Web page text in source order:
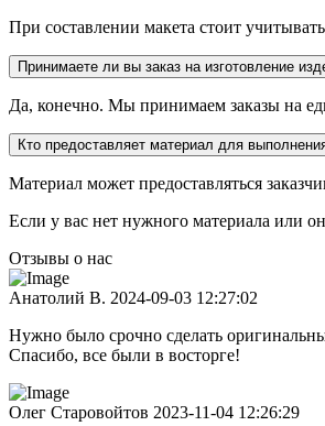
При составлении макета стоит
Принимаете ли вы заказ на изготовление
Да, конечно. Мы принимаем заказы на
Кто предоставляет материал для
Материал может предоставляться
Если у вас нет нужного материала или
Отзывы о нас
Анатолий В. 2024-09-03 12:27:02
Нужно было срочно сделать
Спасибо, все были в восторге!
Олег Старовойтов 2023-11-04 12:26:29